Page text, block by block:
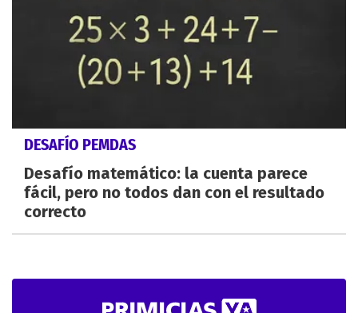
DESAFÍO PEMDAS
Desafío matemático: la cuenta parece
fácil, pero no todos dan con el resultado
correcto